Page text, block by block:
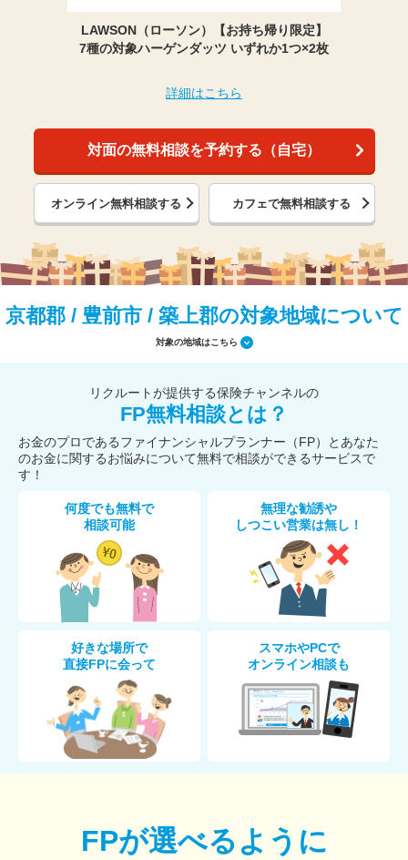
LAWSON（ローソン）【お持ち帰り限定】
7種の対象ハーゲンダッツ いずれか1つ×2枚
詳細はこちら
対面の無料相談を予約する（自宅）
オンライン無料相談する カフェで無料相談する
京都郡 / 豊前市 / 築上郡の対象地域について
対象の地域はこちら
リクルートが提供する保険チャンネルの
FP無料相談とは？
お金のプロであるファイナンシャルプランナー（FP）とあなた
のお金に関するお悩みについて無料で相談ができるサービスで
す！
何度でも無料で
相談可能
無理な勧誘や
しつこい営業は無し！
好きな場所で
直接FPに会って
スマホやPCで
オンライン相談も
FPが選べるように